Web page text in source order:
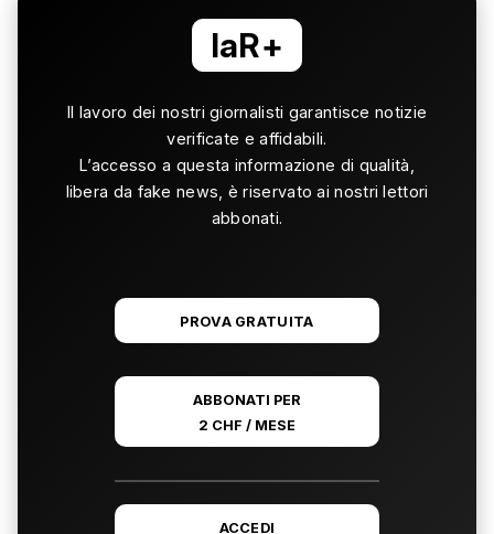
laR+
Il lavoro dei nostri giornalisti garantisce notizie
verificate e affidabili.
L’accesso a questa informazione di qualità,
libera da fake news, è riservato ai nostri lettori
abbonati.
PROVA GRATUITA
ABBONATI PER
2 CHF / MESE
ACCEDI